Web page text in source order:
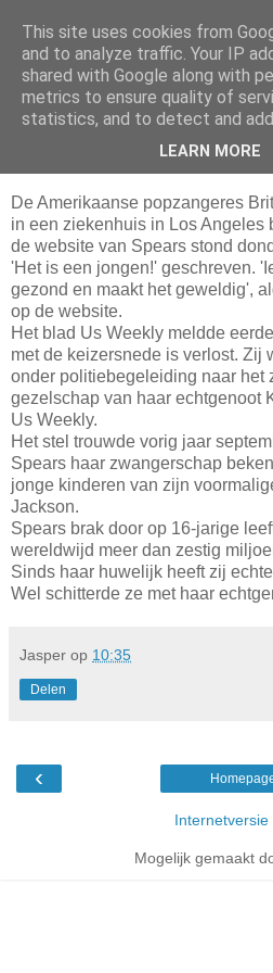
Da_Blog
You don't put a bumpersticker on
zaterdag, september 17, 2005
De Amerikaanse popzangeres
in een ziekenhuis in Los Angeles
de website van Spears stond
'Het is een jongen!' geschreven.
gezond en maakt het geweldig',
op de website.
Het blad Us Weekly meldde
met de keizersnede is verlost. Zij
onder politiebegeleiding naar het
gezelschap van haar echtgenoot
Us Weekly.
Het stel trouwde vorig jaar
Spears haar zwangerschap
jonge kinderen van zijn
Jackson.
Spears brak door op 16-jarige
wereldwijd meer dan zestig
Sinds haar huwelijk heeft zij
Wel schitterde ze met haar
Jasper op 10:35
Delen
‹
Internetversie
Mogelijk gemaakt
This site uses cookies from
and to analyze traffic. Your IP
shared with Google along with
metrics to ensure quality of
statistics, and to detect and
LEARN MORE